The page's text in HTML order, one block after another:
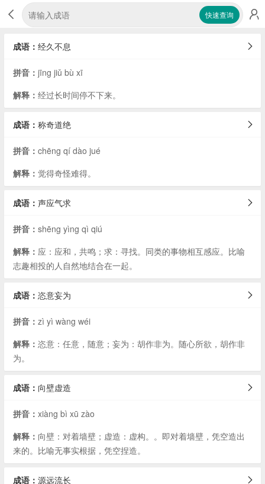
快速查询
成语： 经久不息
拼音： jīng jiǔ bù xī
解释： 经过长时间停不下来。
成语： 称奇道绝
拼音： chēng qí dào jué
解释： 觉得奇怪难得。
成语： 声应气求
拼音： shēng yìng qì qiú
解释： 应：应和，共鸣；求：寻找。同类的事物相互感应。比喻
志趣相投的人自然地结合在一起。
成语： 恣意妄为
拼音： zì yì wàng wéi
解释： 恣意：任意，随意；妄为：胡作非为。随心所欲，胡作非
为。
成语： 向壁虚造
拼音： xiàng bì xū zào
解释： 向壁：对着墙壁；虚造：虚构。。即对着墙壁，凭空造出
来的。比喻无事实根据，凭空捏造。
成语： 源远流长